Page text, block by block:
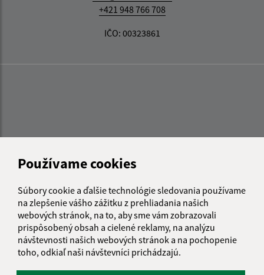
Používame cookies
Súbory cookie a ďalšie technológie sledovania používame
na zlepšenie vášho zážitku z prehliadania našich
webových stránok, na to, aby sme vám zobrazovali
prispôsobený obsah a cielené reklamy, na analýzu
návštevnosti našich webových stránok a na pochopenie
toho, odkiaľ naši návštevníci prichádzajú.
+421 948 766 708
IČO: 00323861
Informácie o stránke: